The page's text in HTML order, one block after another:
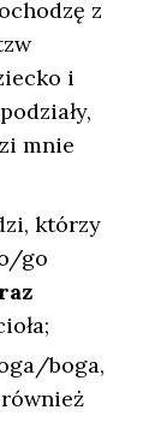
z
i
mnie
którzy
go
boga,